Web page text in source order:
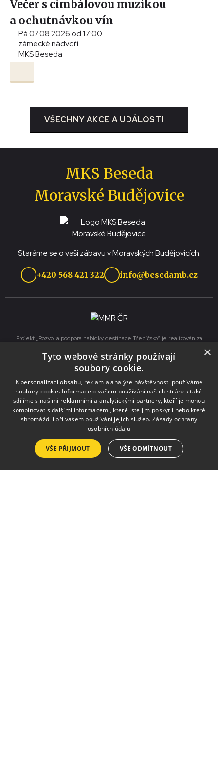
Večer s cimbálovou muzikou
a ochutnávkou vín
Pá 07.08.2026 od 17:00
zámecké nádvoří
MKS Beseda
VŠECHNY AKCE A UDÁLOSTI
MKS Beseda
Moravské Budějovice
Staráme se o vaši zábavu v Moravských Budějovicích.
+420 568 421 322 info@besedamb.cz
Projekt „Rozvoj a podpora nabídky destinace Třebíčsko“ je realizován za
Ministerstva pro místní rozvoj.
Služby
Pronájmy
Výlep plakátů
Tisk a kopírování
Půjčovna krojů a kostýmů
Zpravodaj
×
Tyto webové stránky používají
soubory cookie.
K personalizaci obsahu, reklam a analýze návštěvnosti používáme
soubory cookie. Informace o vašem používání našich stránek také
sdílíme s našimi reklamními a analytickými partnery, kteří je mohou
kombinovat s dalšími informacemi, které jste jim poskytli nebo které
shromáždili při vašem používání jejich služeb. Zásady ochrany
osobních údajů
VŠE PŘIJMOUT VŠE ODMÍTNOUT